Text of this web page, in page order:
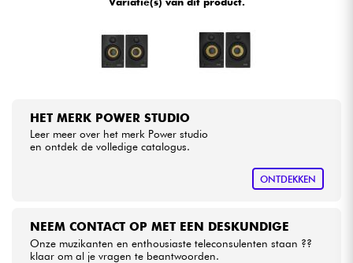
Bekijk onze merken
HET MERK POWER STUDIO
Leer meer over het merk Power studio
en ontdek de volledige catalogus.
ONTDEKKEN
NEEM CONTACT OP MET EEN DESKUNDIGE
Onze muzikanten en enthousiaste teleconsulenten staan ??
klaar om al je vragen te beantwoorden.